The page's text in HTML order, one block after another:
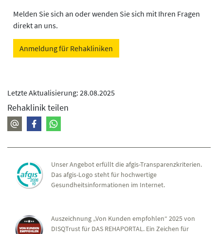
Melden Sie sich an oder wenden Sie sich mit Ihren Fragen
direkt an uns.
Anmeldung für Rehakliniken
Letzte Aktualisierung: 28.08.2025
Rehaklinik teilen
Unser Angebot erfüllt die afgis-Transparenzkriterien.
Das afgis-Logo steht für hochwertige
Gesundheitsinformationen im Internet.
Auszeichnung „Von Kunden empfohlen“ 2025 von
DISQTrust für DAS REHAPORTAL. Ein Zeichen für